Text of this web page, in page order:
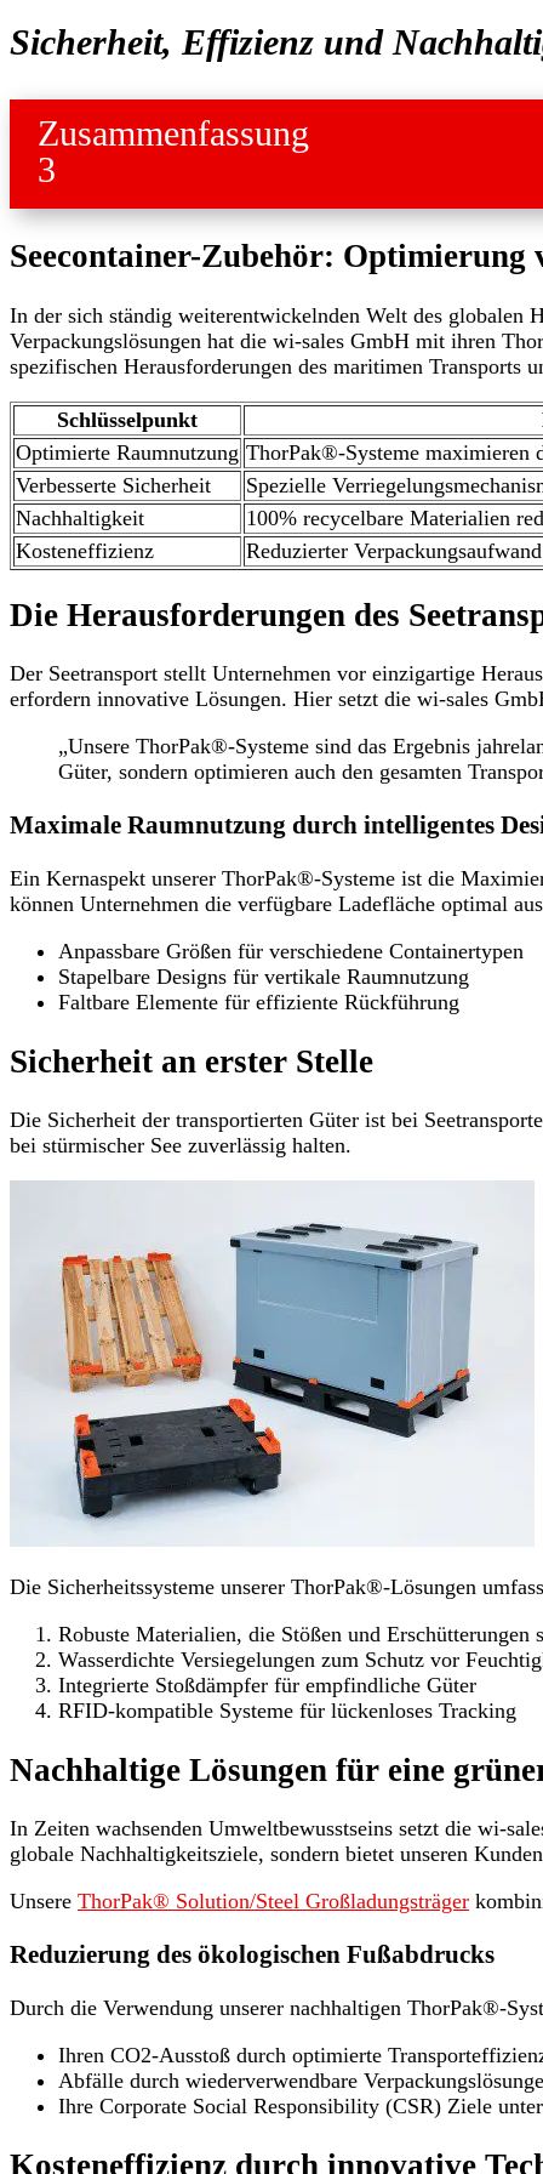
Sicherheit, Effizienz und
Zusammenfassung
3
Seecontainer-Zubehör:
In der sich ständig weiterentwickelnden Welt des globalen
Verpackungslösungen hat die wi-sales GmbH mit ihren
spezifischen Herausforderungen des maritimen Transports
Schlüsselpunkt
Optimierte Raumnutzung ThorPak®-Systeme maximieren
Verbesserte Sicherheit
Spezielle
Nachhaltigkeit
100% recycelbare Materialien
Kosteneffizienz
Reduzierter
Die Herausforderungen des
Der Seetransport stellt Unternehmen vor einzigartige
erfordern innovative Lösungen. Hier setzt die wi-sales
„Unsere ThorPak®-Systeme sind das Ergebnis
Güter, sondern optimieren auch den gesamten
Maximale Raumnutzung durch intelligentes
Ein Kernaspekt unserer ThorPak®-Systeme ist die
können Unternehmen die verfügbare Ladefläche optimal
Anpassbare Größen für verschiedene Containertypen
Stapelbare Designs für vertikale Raumnutzung
Faltbare Elemente für effiziente Rückführung
Sicherheit an erster Stelle
Die Sicherheit der transportierten Güter ist bei
bei stürmischer See zuverlässig halten.
Die Sicherheitssysteme unserer ThorPak®-Lösungen
Robuste Materialien, die Stößen und Erschütterungen
Wasserdichte Versiegelungen zum Schutz vor
Integrierte Stoßdämpfer für empfindliche Güter
RFID-kompatible Systeme für lückenloses Tracking
Nachhaltige Lösungen für eine
In Zeiten wachsenden Umweltbewusstseins setzt die wi-
globale Nachhaltigkeitsziele, sondern bietet unseren
Unsere ThorPak® Solution/Steel Großladungsträger
Reduzierung des ökologischen Fußabdrucks
Durch die Verwendung unserer nachhaltigen ThorPak®-
Ihren CO2-Ausstoß durch optimierte
Abfälle durch wiederverwendbare
Ihre Corporate Social Responsibility (CSR) Ziele
Kosteneffizienz durch innovative